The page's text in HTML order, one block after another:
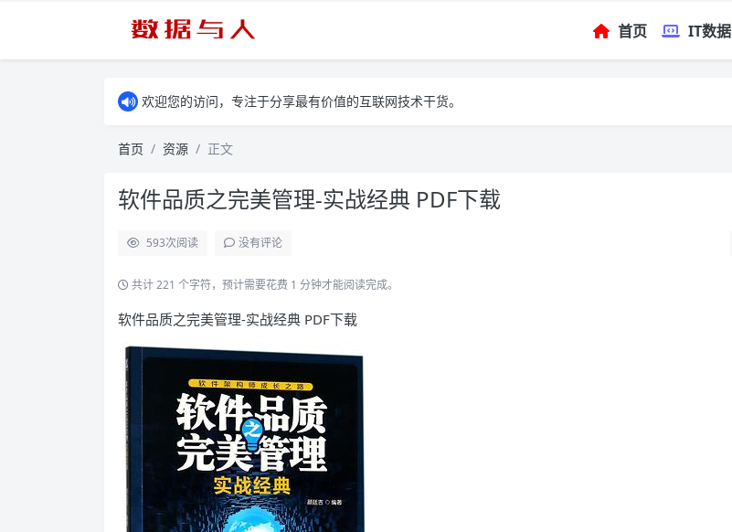
首页 IT数据
欢迎您的访问，专注于分享最有价值的互联网技术干货。
首页 资源 正文
软件品质之完美管理-实战经典 PDF下载
593次阅读 没有评论
共计 221 个字符，预计需要花费 1 分钟才能阅读完成。
软件品质之完美管理-实战经典 PDF下载